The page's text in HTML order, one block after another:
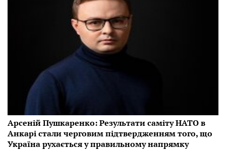
Арсеній Пушкаренко: Результати саміту НАТО в
Анкарі стали черговим підтвердженням того, що
Україна рухається у правильному напрямку